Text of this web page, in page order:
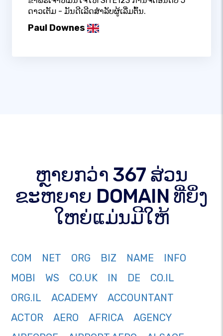
ດາວເຕັມ - ມັນດີເລີດສໍາລັບຜູ້ເລີ່ມຕົ້ນ.
Paul Downes
ຫຼາຍກວ່າ 367 ສ່ວນ
ຂະຫຍາຍ DOMAIN ທີ່ຍິ່ງ
ໃຫຍ່ແມ່ນມີໃຫ້
COM NET ORG BIZ NAME
INFO
MOBI
WS CO.UK IN DE
CO.IL
ORG.IL
ACADEMY
ACCOUNTANT
ACTOR
AERO AFRICA
AGENCY